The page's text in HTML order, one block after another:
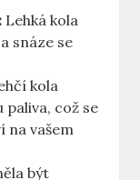
Lehká kola
snáze se
kola
což se
na vašem
být